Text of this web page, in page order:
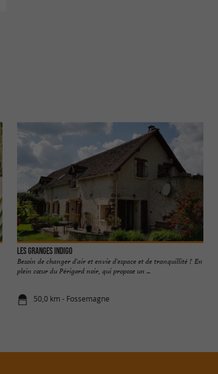
Les Granges Indigo
Besoin de changer d'air et envie d'espace et de tranquillité ? En
plein cœur du Périgord noir, qui propose un ...
50,0 km - Fossemagne